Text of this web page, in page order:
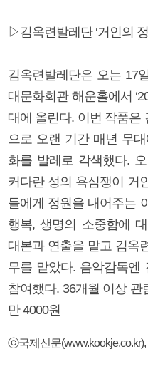
▷김옥련발레단 ‘거인의 정
김옥련발레단은 오는 17
대문화회관 해운홀에서
대에 올린다. 이번 작품은
으로 오랜 기간 매년 무
화를 발레로 각색했다.
커다란 성의 욕심쟁이 거
들에게 정원을 내어주는
행복, 생명의 소중함에
대본과 연출을 맡고 김옥
무를 맡았다. 음악감독엔
참여했다. 36개월 이상 관
만 4000원
ⓒ국제신문